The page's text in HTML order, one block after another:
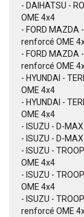
- DAIHATSU -
OME 4x4
- FORD MAZDA
renforcé OME
- FORD MAZDA
renforcé OME
- HYUNDAI -
OME 4x4
- HYUNDAI -
OME 4x4
- ISUZU - D-
- ISUZU - D-
- ISUZU -
OME 4x4
- ISUZU -
OME 4x4
- ISUZU -
renforcé OME